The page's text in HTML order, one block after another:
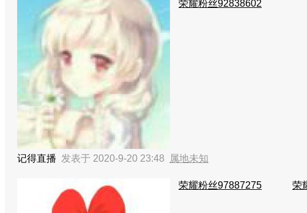
荣耀粉丝92838602
记得直播 发表于 2020-9-20 23:48 属地未知
荣耀粉丝97887275 荣